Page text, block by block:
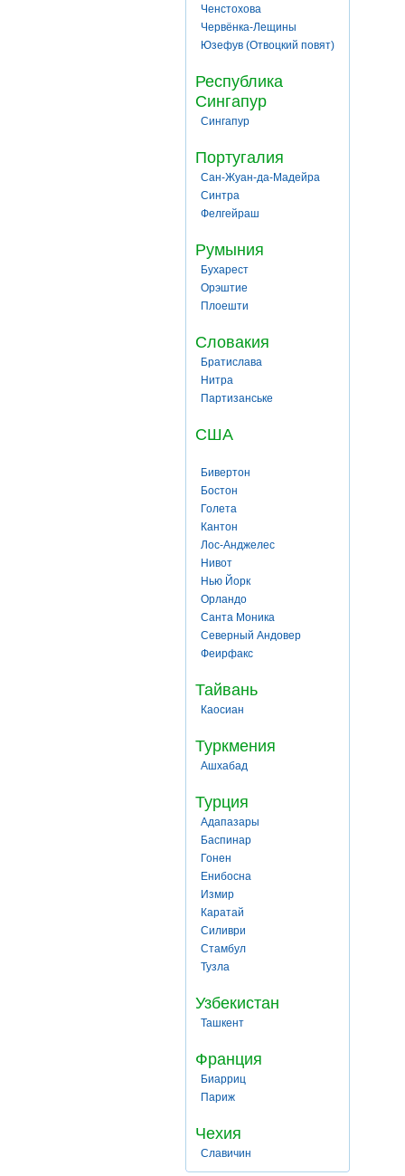
Ченстохова
Червёнка-Лещины
Юзефув (Отвоцкий повят)
Республика
Сингапур
Сингапур
Португалия
Сан-Жуан-да-Мадейра
Синтра
Фелгейраш
Румыния
Бухарест
Орэштие
Плоешти
Словакия
Братислава
Нитра
Партизанське
США
Бивертон
Бостон
Голета
Кантон
Лос-Анджелес
Нивот
Нью Йорк
Орландо
Санта Моника
Северный Андовер
Феирфакс
Тайвань
Каосиан
Туркмения
Ашхабад
Турция
Адапазары
Баспинар
Гонен
Енибосна
Измир
Каратай
Силиври
Стамбул
Тузла
Узбекистан
Ташкент
Франция
Биарриц
Париж
Чехия
Славичин